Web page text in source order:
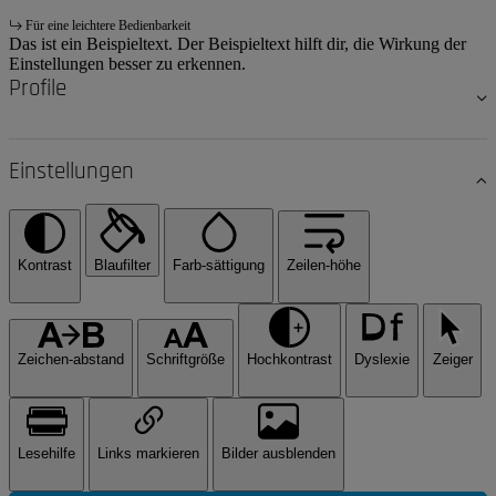
Für eine leichtere Bedienbarkeit
Das ist ein Beispieltext. Der Beispieltext hilft dir, die Wirkung der
Einstellungen besser zu erkennen.
Profile
Einstellungen
Kontrast Blaufilter Farb-sättigung Zeilen-höhe
Zeichen-abstand Schriftgröße Hochkontrast Dyslexie Zeiger
Lesehilfe Links markieren Bilder ausblenden